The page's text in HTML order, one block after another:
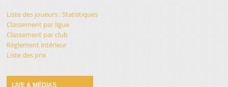
Liste des joueurs : Statistiques
Classement par ligue
Classement par club
Règlement intérieur
Liste des prix
LIVE & MÉDIAS